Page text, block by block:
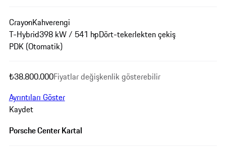
CrayonKahverengi
T-Hybrid398 kW / 541 hpDört-tekerlekten çekiş
PDK (Otomatik)
₺38.800.000Fiyatlar değişkenlik gösterebilir
Ayrıntıları Göster
Kaydet
Porsche Center Kartal